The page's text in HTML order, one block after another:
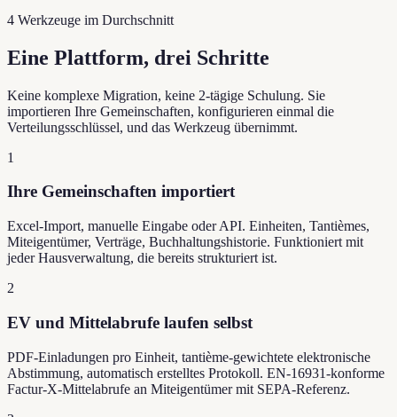
4 Werkzeuge im Durchschnitt
Eine Plattform, drei Schritte
Keine komplexe Migration, keine 2-tägige Schulung. Sie
importieren Ihre Gemeinschaften, konfigurieren einmal die
Verteilungsschlüssel, und das Werkzeug übernimmt.
1
Ihre Gemeinschaften importiert
Excel-Import, manuelle Eingabe oder API. Einheiten, Tantièmes,
Miteigentümer, Verträge, Buchhaltungshistorie. Funktioniert mit
jeder Hausverwaltung, die bereits strukturiert ist.
2
EV und Mittelabrufe laufen selbst
PDF-Einladungen pro Einheit, tantième-gewichtete elektronische
Abstimmung, automatisch erstelltes Protokoll. EN-16931-konforme
Factur-X-Mittelabrufe an Miteigentümer mit SEPA-Referenz.